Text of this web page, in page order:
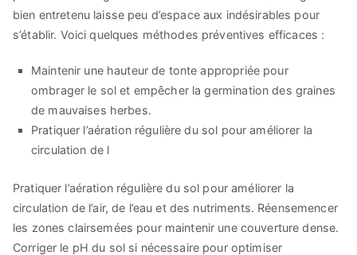
bien entretenu laisse peu d’espace aux indésirables pour
s’établir. Voici quelques méthodes préventives efficaces :
Maintenir une hauteur de tonte appropriée pour
ombrager le sol et empêcher la germination des graines
de mauvaises herbes.
Pratiquer l’aération régulière du sol pour améliorer la
circulation de l
Pratiquer l’aération régulière du sol pour améliorer la
circulation de l’air, de l’eau et des nutriments. Réensemencer
les zones clairsemées pour maintenir une couverture dense.
Corriger le pH du sol si nécessaire pour optimiser